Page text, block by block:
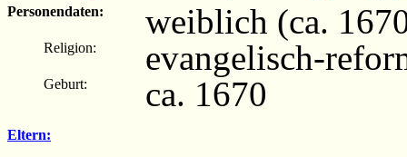
Personendaten: weiblich (ca.
Religion: evangelisch-
Geburt: ca. 1670
Eltern: